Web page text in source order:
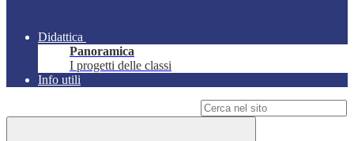
Didattica
Panoramica
I progetti delle classi
Info utili